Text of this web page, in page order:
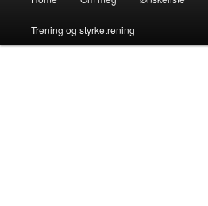
Trening og styrketrening